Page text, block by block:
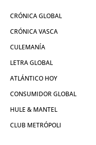
CRÓNICA GLOBAL
CRÓNICA VASCA
CULEMANÍA
LETRA GLOBAL
ATLÁNTICO HOY
CONSUMIDOR GLOBAL
HULE & MANTEL
CLUB METRÓPOLI